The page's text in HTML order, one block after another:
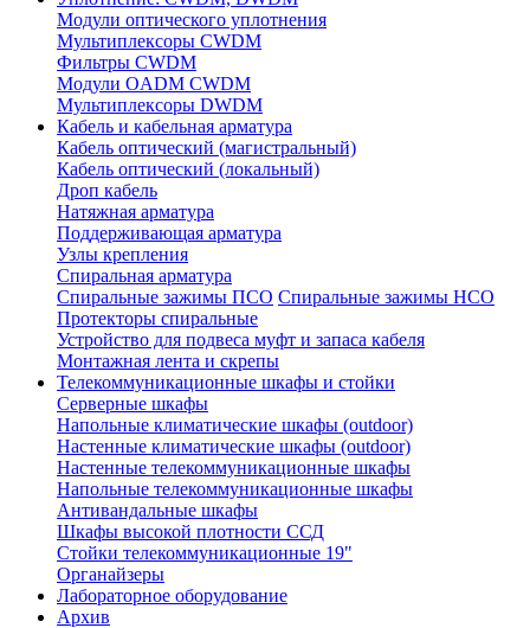
Модули оптического уплотнения
Мультиплексоры CWDM
Фильтры CWDM
Модули OADM CWDM
Мультиплексоры DWDM
Кабель и кабельная арматура
Кабель оптический (магистральный)
Кабель оптический (локальный)
Дроп кабель
Натяжная арматура
Поддерживающая арматура
Узлы крепления
Спиральная арматура
Спиральные зажимы ПСО Спиральные зажимы НСО
Протекторы спиральные
Устройство для подвеса муфт и запаса кабеля
Монтажная лента и скрепы
Телекоммуникационные шкафы и стойки
Серверные шкафы
Напольные климатические шкафы (outdoor)
Настенные климатические шкафы (outdoor)
Настенные телекоммуникационные шкафы
Напольные телекоммуникационные шкафы
Антивандальные шкафы
Шкафы высокой плотности ССД
Стойки телекоммуникационные 19"
Органайзеры
Лабораторное оборудование
Архив